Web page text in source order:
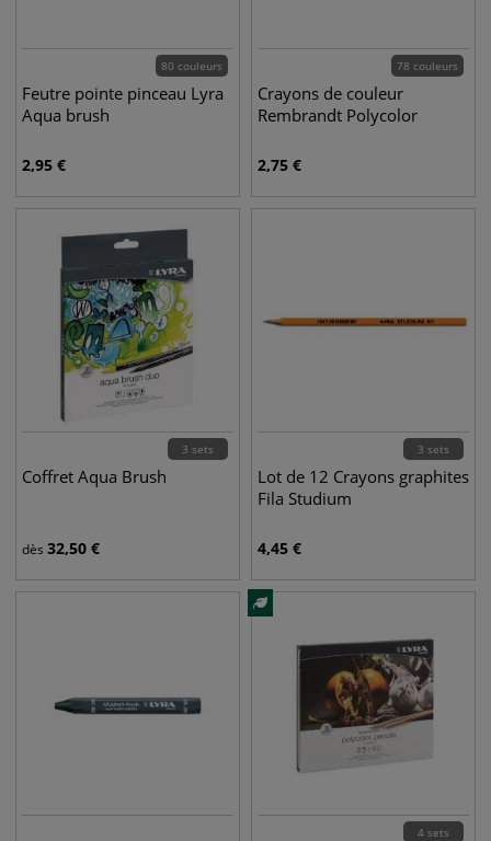
80 couleurs
Feutre pointe pinceau Lyra
Aqua brush
2,95 €
78 couleurs
Crayons de couleur
Rembrandt Polycolor
2,75 €
3 sets
Coffret Aqua Brush
dès 32,50 €
3 sets
Lot de 12 Crayons graphites
Fila Studium
4,45 €
4 sets